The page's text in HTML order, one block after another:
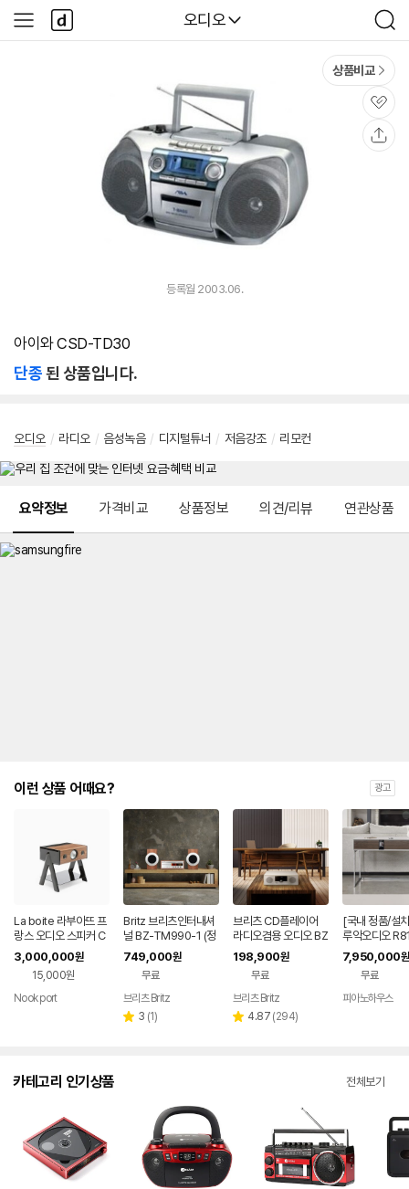
다나와
오디오
검
색
사
이
다
나
와
상품비교
관
심
등록월 2003.06.
아이와 CSD-TD30
단종된 상품입니다.
오디오 / 라디오 / 음성녹음 / 디지털튜너 / 저음강조 / 리모컨
요약정보 가격비교 상품정보 의견/리뷰 연관상품
이런 상품 어때요? 광고
La boite 라부아뜨 프
랑스 오디오 스피커 C
UBE 2.1/WOODY
3,000,000원
15,000원
Nook port
Britz 브리츠인터내셔
널 BZ-TM990-1 (정
품)
749,000원
무료
브리츠 Britz
별 3 리
(1)
브리츠 CD플레이어
라디오겸용 오디오 BZ
-T8500 Plus
198,900원
무료
브리츠 Britz
별 4.87 리
(294)
[국내 정품/설
루악오디오
인원 블루투스
7,950,000원
무료
피아노하우스
카테고리 인기상품 전체보기